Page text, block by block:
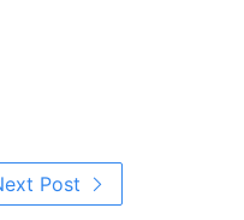
Post